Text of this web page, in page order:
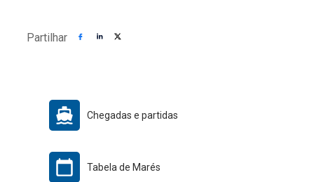
Partilhar
Chegadas e partidas
Tabela de Marés